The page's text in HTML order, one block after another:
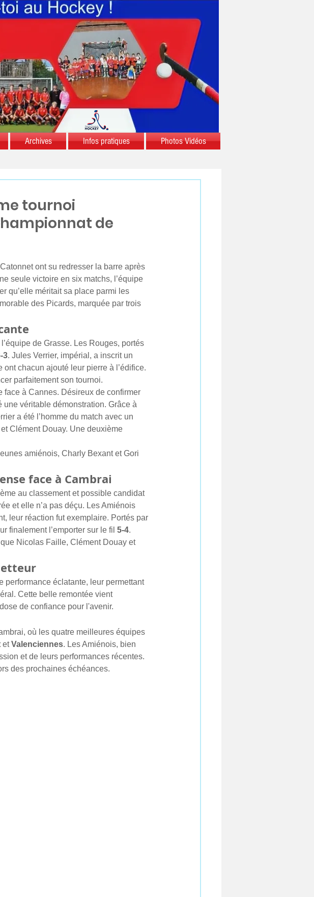
Archives Infos pratiques Photos Vidéos
tournoi
de
ont su redresser la barre après
seule victoire en six matchs, l’équipe
qu’elle méritait sa place parmi les
des Picards, marquée par trois
de Grasse. Les Rouges, portés
3. Jules Verrier, impérial, a inscrit un
chacun ajouté leur pierre à l’édifice.
parfaitement son tournoi.
à Cannes. Désireux de confirmer
une véritable démonstration. Grâce à
a été l’homme du match avec un
Clément Douay. Une deuxième
amiénois, Charly Bexant et Gori
face à Cambrai
au classement et possible candidat
et elle n’a pas déçu. Les Amiénois
leur réaction fut exemplaire. Portés par
finalement l’emporter sur le fil 5-4.
Nicolas Faille, Clément Douay et
performance éclatante, leur permettant
Cette belle remontée vient
de confiance pour l'avenir.
où les quatre meilleures équipes
et Valenciennes. Les Amiénois, bien
et de leurs performances récentes.
des prochaines échéances.